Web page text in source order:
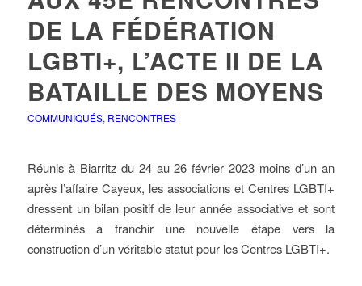
DE LA FÉDÉRATION
LGBTI+, L’ACTE II DE LA
BATAILLE DES MOYENS
COMMUNIQUÉS, RENCONTRES
Réunis à Biarritz du 24 au 26 février 2023 moins d’un an
après l’affaire Cayeux, les associations et Centres LGBTI+
dressent un bilan positif de leur année associative et sont
déterminés à franchir une nouvelle étape vers la
construction d’un véritable statut pour les Centres LGBTI+.